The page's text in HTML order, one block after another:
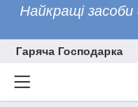
Найкращі
Гаряча Господарка